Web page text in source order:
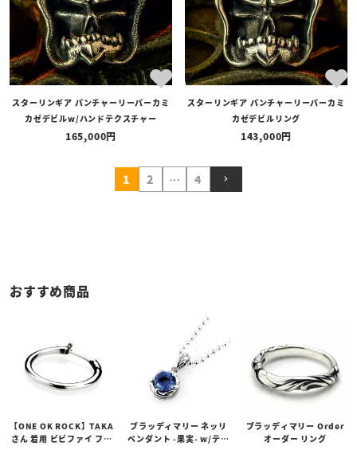
スターリンギア パンチャーリーパーカミ
カゼデビルw/ハンドテクスチャー
165,000
スターリンギア パンチャーリーパーカミ
カゼデビルリング
143,000
1 2 … 4
おすすめ商品
【ONE OK ROCK】TAKA
さん 着用 ビビファイ フー
ブラッディマリー ネッリ
ペンダント -果実- w/ティ
ブラッディマリー Order
オーダー リング